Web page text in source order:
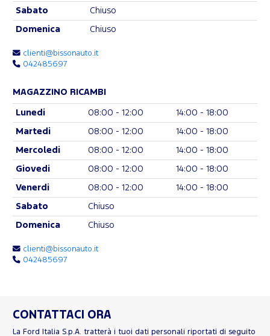
Sabato Chiuso
Domenica Chiuso
clienti@bissonauto.it
042485697
MAGAZZINO RICAMBI
Lunedi 08:00 - 12:00 14:00 - 18:00
Martedi 08:00 - 12:00 14:00 - 18:00
Mercoledi 08:00 - 12:00 14:00 - 18:00
Giovedi 08:00 - 12:00 14:00 - 18:00
Venerdi 08:00 - 12:00 14:00 - 18:00
Sabato Chiuso
Domenica Chiuso
clienti@bissonauto.it
042485697
CONTATTACI ORA
La Ford Italia S.p.A. tratterà i tuoi dati personali riportati di seguito